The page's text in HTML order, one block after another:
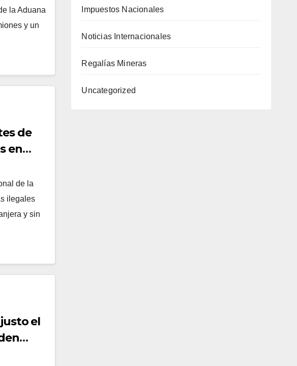
la Aduana
y un
de
en
de la
ilegales
y sin
el
Impuestos Nacionales
Noticias Internacionales
Regalías Mineras
Uncategorized